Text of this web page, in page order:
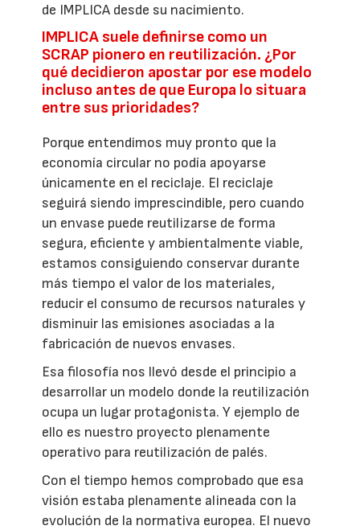
de IMPLICA desde su nacimiento.
IMPLICA suele definirse como un
SCRAP pionero en reutilización. ¿Por
qué decidieron apostar por ese modelo
incluso antes de que Europa lo situara
entre sus prioridades?
Porque entendimos muy pronto que la
economía circular no podía apoyarse
únicamente en el reciclaje. El reciclaje
seguirá siendo imprescindible, pero cuando
un envase puede reutilizarse de forma
segura, eficiente y ambientalmente viable,
estamos consiguiendo conservar durante
más tiempo el valor de los materiales,
reducir el consumo de recursos naturales y
disminuir las emisiones asociadas a la
fabricación de nuevos envases.
Esa filosofía nos llevó desde el principio a
desarrollar un modelo donde la reutilización
ocupa un lugar protagonista. Y ejemplo de
ello es nuestro proyecto plenamente
operativo para reutilización de palés.
Con el tiempo hemos comprobado que esa
visión estaba plenamente alineada con la
evolución de la normativa europea. El nuevo